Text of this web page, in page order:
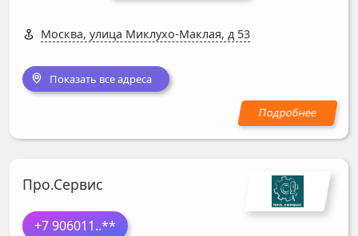
Москва, улица Миклухо-Маклая, д 53
Показать все адреса
Про.Сервис
+7 906011..**